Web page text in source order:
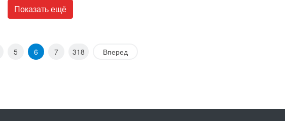
Показать ещё
5 6 7 318 Вперед